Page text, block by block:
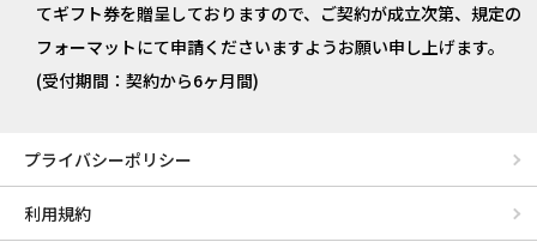
てギフト券を贈呈しておりますので、ご契約が成立次第、規定の
フォーマットにて申請くださいますようお願い申し上げます。
(受付期間：契約から6ヶ月間)
プライバシーポリシー
利用規約